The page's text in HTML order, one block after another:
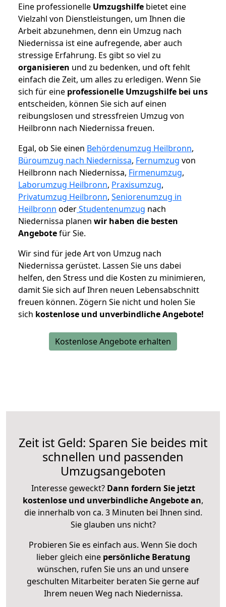
Eine professionelle Umzugshilfe bietet eine
Vielzahl von Dienstleistungen, um Ihnen die
Arbeit abzunehmen, denn ein Umzug nach
Niedernissa ist eine aufregende, aber auch
stressige Erfahrung. Es gibt so viel zu
organisieren und zu bedenken, und oft fehlt
einfach die Zeit, um alles zu erledigen. Wenn Sie
sich für eine professionelle Umzugshilfe bei uns
entscheiden, können Sie sich auf einen
reibungslosen und stressfreien Umzug von
Heilbronn nach Niedernissa freuen.
Egal, ob Sie einen Behördenumzug Heilbronn,
Büroumzug nach Niedernissa, Fernumzug von
Heilbronn nach Niedernissa, Firmenumzug,
Laborumzug Heilbronn, Praxisumzug,
Privatumzug Heilbronn, Seniorenumzug in
Heilbronn oderStudentenumzug nach
Niedernissa planen wir haben die besten
Angebotefür Sie.
Wir sind für jede Art von Umzug nach
Niedernissa gerüstet. Lassen Sie uns dabei
helfen, den Stress und die Kosten zu minimieren,
damit Sie sich auf Ihren neuen Lebensabschnitt
freuen können. Zögern Sie nicht und holen Sie
sich kostenlose und unverbindliche Angebote!
Kostenlose Angebote erhalten
Zeit ist Geld: Sparen Sie beides mit
schnellen und passenden
Umzugsangeboten
Interesse geweckt? Dann fordern Sie jetzt
kostenlose und unverbindliche Angebote an,
die innerhalb von ca. 3 Minuten bei Ihnen sind.
Sie glauben uns nicht?
Probieren Sie es einfach aus. Wenn Sie doch
lieber gleich eine persönliche Beratung
wünschen, rufen Sie uns an und unsere
geschulten Mitarbeiter beraten Sie gerne auf
Ihrem neuen Weg nach Niedernissa.